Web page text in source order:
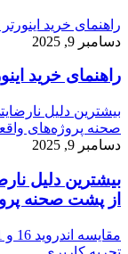
راهنمای خرید
دسامبر 9, 2025
راهنمای خرید
بیشترین دلیل
صحنه پروژه‌های
دسامبر 9, 2025
بیشترین دلیل
از پشت صحنه